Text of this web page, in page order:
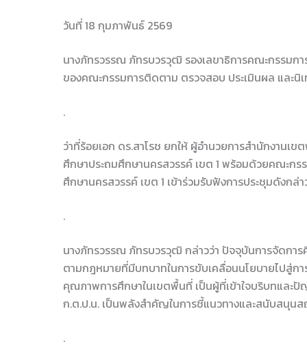
วันที่ 18 กุมภาพันธ์ 2569
นางภัทรวรรณ ภัทรบวรวุฒิ รองเลขาธิการคณะกรรม
ของคณะกรรมการติดตาม ตรวจสอบ ประเมินผล และ
.
ว่าที่ร้อยเอก ดร.สาโรช ยกให้ ผู้อำนวยการสำนักงาน
ศึกษาประถมศึกษานครสวรรค์ เขต 1 พร้อมด้วยคณะก
ศึกษานครสวรรค์ เขต 1 เข้าร่วมรับฟังการประชุมดังกล่า
.
นางภัทรวรรณ ภัทรบวรวุฒิ กล่าวว่า ปัจจุบันการจัดก
ตามกฎหมายที่มีบทบาทในการขับเคลื่อนนโยบายไปสู่ก
คุณภาพการศึกษาในเขตพื้นที่ เป็นผู้ที่เข้าใจบริบทและ
ก.ต.ป.น. เป็นพลังสำคัญในการชี้แนวทางและสนับสนุน
.